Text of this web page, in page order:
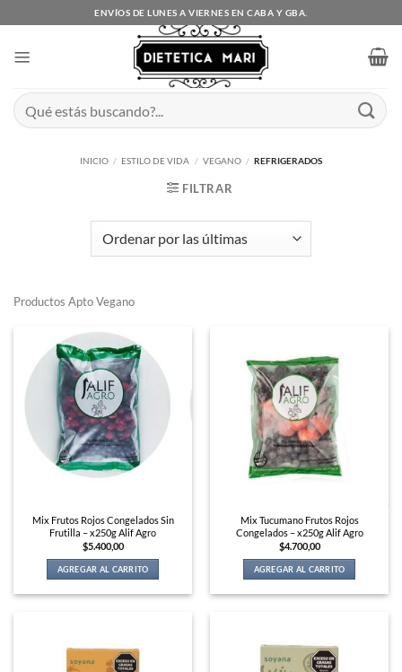
al
ENVÍOS DE LUNES A VIERNES EN CABA Y GBA.
Buscar
por:
INICIO / ESTILO DE VIDA / VEGANO / REFRIGERADOS
FILTRAR
Productos Apto Vegano
Mix Frutos Rojos Congelados Sin
Frutilla – x250g Alif Agro
$5.400,00
AGREGAR AL CARRITO
Mix Tucumano Frutos Rojos
Congelados – x250g Alif Agro
$4.700,00
AGREGAR AL CARRITO